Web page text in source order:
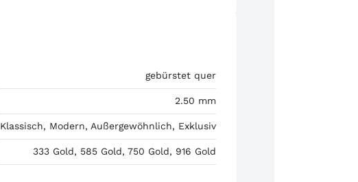
gebürstet quer
2.50 mm
Klassisch, Modern, Außergewöhnlich, Exklusiv
333 Gold, 585 Gold, 750 Gold, 916 Gold